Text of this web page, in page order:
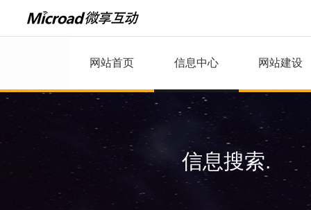
网站首页 信息中心 网站建设
信息搜索.